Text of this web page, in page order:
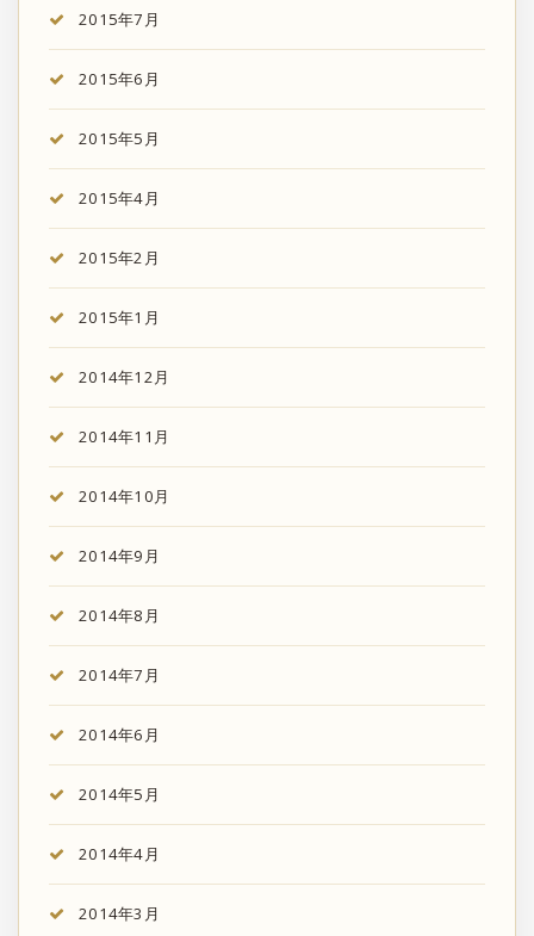
2015年7月
2015年6月
2015年5月
2015年4月
2015年2月
2015年1月
2014年12月
2014年11月
2014年10月
2014年9月
2014年8月
2014年7月
2014年6月
2014年5月
2014年4月
2014年3月